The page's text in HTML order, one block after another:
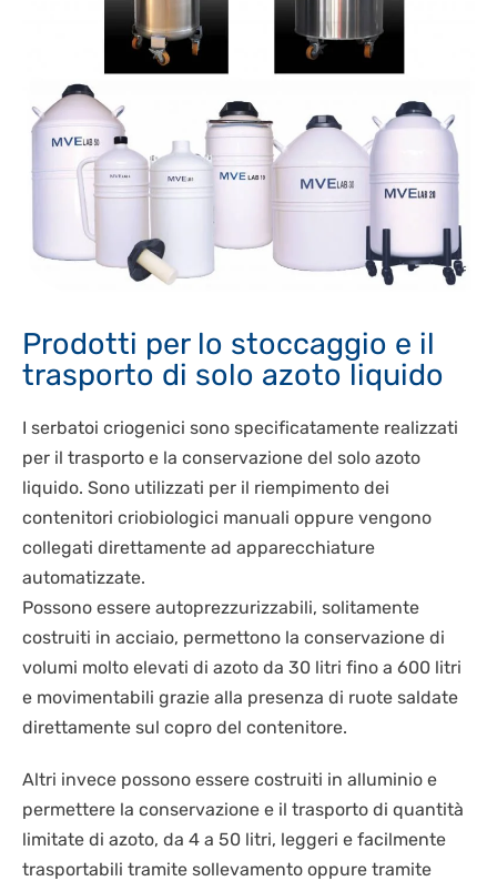
Prodotti per lo stoccaggio e il
trasporto di solo azoto liquido
I serbatoi criogenici sono specificatamente realizzati
per il trasporto e la conservazione del solo azoto
liquido. Sono utilizzati per il riempimento dei
contenitori criobiologici manuali oppure vengono
collegati direttamente ad apparecchiature
automatizzate.
Possono essere autoprezzurizzabili, solitamente
costruiti in acciaio, permettono la conservazione di
volumi molto elevati di azoto da 30 litri fino a 600 litri
e movimentabili grazie alla presenza di ruote saldate
direttamente sul copro del contenitore.
Altri invece possono essere costruiti in alluminio e
permettere la conservazione e il trasporto di quantità
limitate di azoto, da 4 a 50 litri, leggeri e facilmente
trasportabili tramite sollevamento oppure tramite